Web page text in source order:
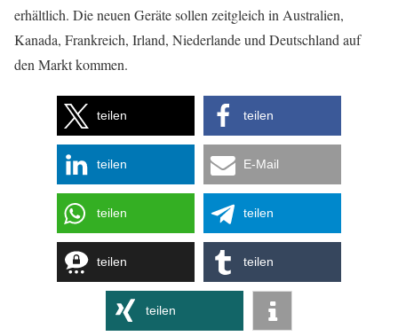
erhältlich. Die neuen Geräte sollen zeitgleich in Australien,
Kanada, Frankreich, Irland, Niederlande und Deutschland auf
den Markt kommen.
teilen teilen
teilen E-Mail
teilen teilen
teilen teilen
teilen